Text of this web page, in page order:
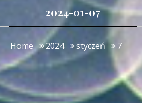
2024-01-07
Home 2024 styczeń 7